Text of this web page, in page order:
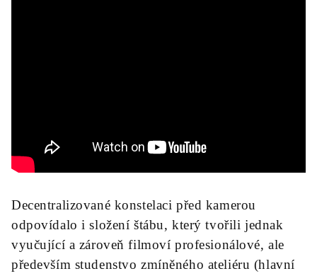
Decentralizované konstelaci před kamerou
odpovídalo i složení štábu, který tvořili jednak
vyučující a zároveň filmoví profesionálové, ale
především studenstvo zmíněného ateliéru (hlavní